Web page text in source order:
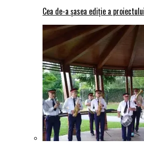
Cea de-a șasea ediție a